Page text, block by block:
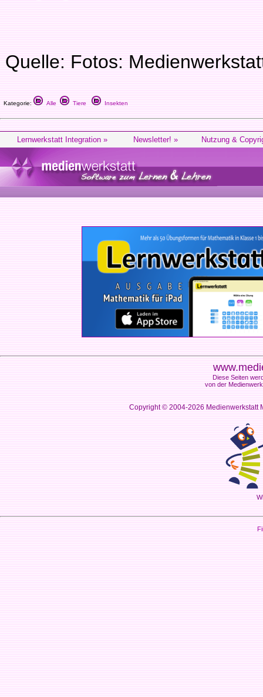
Quelle: Fotos:
Kategorie: Alle Tiere Insekten
Lernwerkstatt Integration » Newsletter! » Nutzung &
Diese Seiten
von der
Copyright © 2004-2026Medienwerkstatt